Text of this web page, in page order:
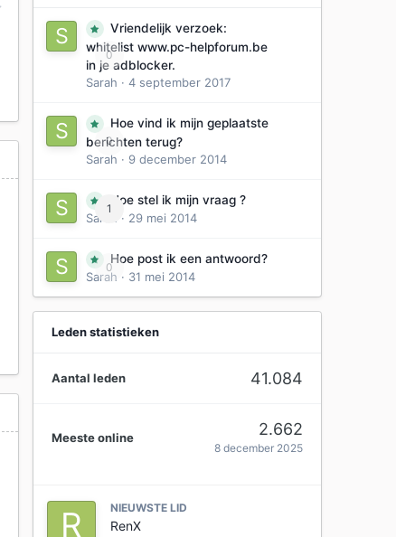
0
Vriendelijk verzoek:
whitelist www.pc-helpforum.be
in je adblocker.
Sarah · 4 september 2017
0
Hoe vind ik mijn geplaatste
berichten terug?
Sarah · 9 december 2014
1
Hoe stel ik mijn vraag ?
Sarah
· 29 mei 2014
0
Hoe post ik een antwoord?
Sarah · 31 mei 2014
Leden statistieken
Aantal leden 41.084
Meeste online 2.662
8 december 2025
NIEUWSTE LID
RenX